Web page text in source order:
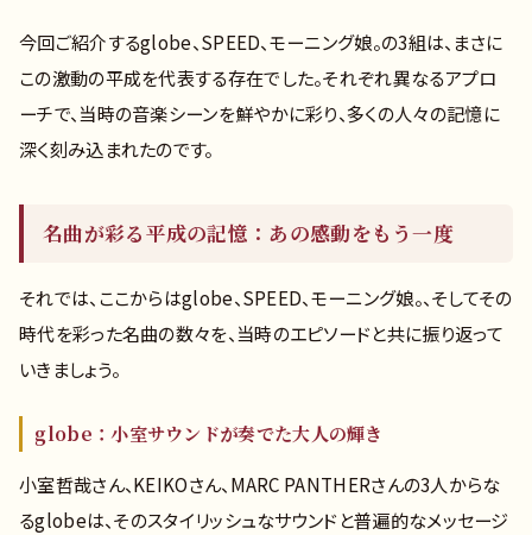
今回ご紹介するglobe、SPEED、モーニング娘。の3組は、まさに
この激動の平成を代表する存在でした。それぞれ異なるアプロ
ーチで、当時の音楽シーンを鮮やかに彩り、多くの人々の記憶に
深く刻み込まれたのです。
名曲が彩る平成の記憶：あの感動をもう一度
それでは、ここからはglobe、SPEED、モーニング娘。、そしてその
時代を彩った名曲の数々を、当時のエピソードと共に振り返って
いきましょう。
globe：小室サウンドが奏でた大人の輝き
小室哲哉さん、KEIKOさん、MARC PANTHERさんの3人からな
るglobeは、そのスタイリッシュなサウンドと普遍的なメッセージ